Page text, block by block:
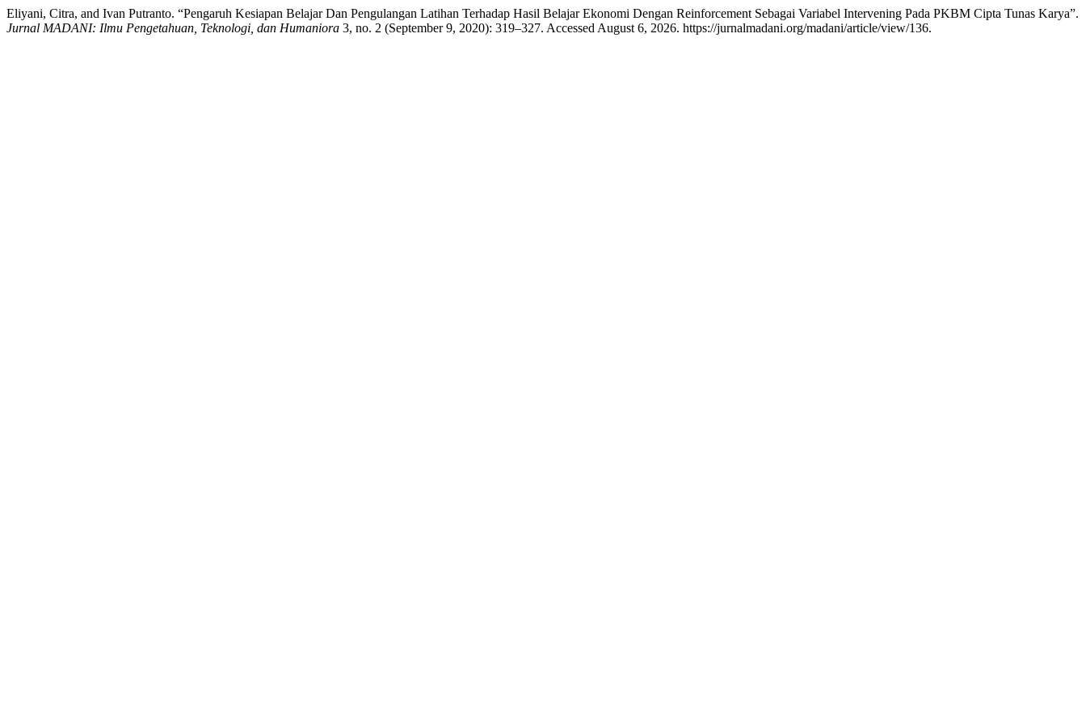
Eliyani, Citra, and Ivan Putranto. “Pengaruh Kesiapan Belajar Dan Pengulangan Latihan Terhadap Hasil Belajar Ekonomi Dengan Reinforcement Sebagai Variabel Intervening Pada PKBM Cipta Tunas Karya”.
Jurnal MADANI: Ilmu Pengetahuan, Teknologi, dan Humaniora 3, no. 2 (September 9, 2020): 319–327. Accessed August 6, 2026. https://jurnalmadani.org/madani/article/view/136.